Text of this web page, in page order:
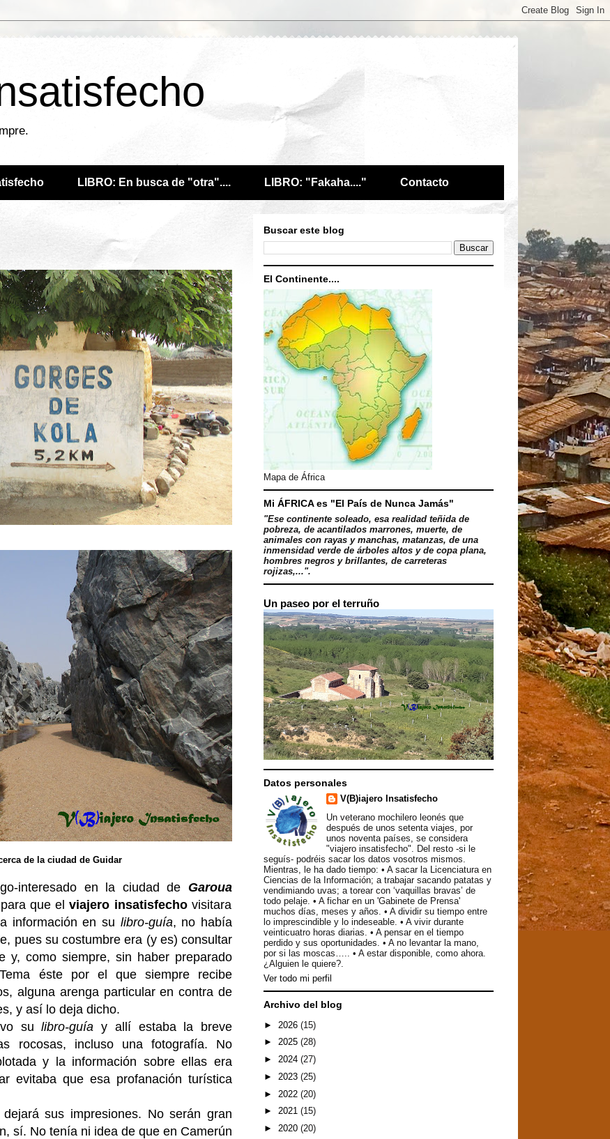
LIBRO: En busca de "otra".... LIBRO: "Fakaha...." Contacto
de la ciudad de Guidar
interesado en la ciudad de Garoua
para que elviajero insatisfechovisitara
información en su libro-guía, no había
pues su costumbre era (y es) consultar
como siempre, sin haber preparado
éste por el que siempre recibe
alguna arenga particular en contra de
y así lo deja dicho.
sulibro-guía y allí estaba la breve
rocosas, incluso una fotografía. No
y la información sobre ellas era
evitaba que esa profanación turística
sus impresiones. No serán gran
sí. No tenía ni idea de que en Camerún
Buscar este blog
El Continente....
Mapa de África
Mi ÁFRICA es "El País de Nunca Jamás"
"Ese continente soleado, esa realidad teñida de
pobreza, de acantilados marrones, muerte, de
animales con rayas y manchas, matanzas, de una
inmensidad verde de árboles altos y de copa plana,
hombres negros y brillantes, de carreteras
rojizas,...".
Un paseo por el terruño
Datos personales
V(B)iajero Insatisfecho
Un veterano mochilero leonés que
después de unos setenta viajes, por
unos noventa países, se considera
"viajero insatisfecho". Del resto -si le
seguís- podréis sacar los datos vosotros mismos.
Mientras, le ha dado tiempo: • A sacar la Licenciatura en
Ciencias de la Información; a trabajar sacando patatas y
vendimiando uvas; a torear con ‘vaquillas bravas’ de
todo pelaje. • A fichar en un 'Gabinete de Prensa'
muchos días, meses y años. • A dividir su tiempo entre
lo imprescindible y lo indeseable. • A vivir durante
veinticuatro horas diarias. • A pensar en el tiempo
perdido y sus oportunidades. • A no levantar la mano,
por si las moscas….. • A estar disponible, como ahora.
¿Alguien le quiere?.
Ver todo mi perfil
Archivo del blog
► 2026 (15)
► 2025 (28)
► 2024 (27)
► 2023 (25)
► 2022 (20)
► 2021 (15)
► 2020 (20)